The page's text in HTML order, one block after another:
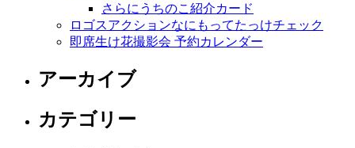
さらにうちのこ紹介カード
ロゴスアクションなにもってたっけチェック
即席生け花撮影会 予約カレンダー
アーカイブ
カテゴリー